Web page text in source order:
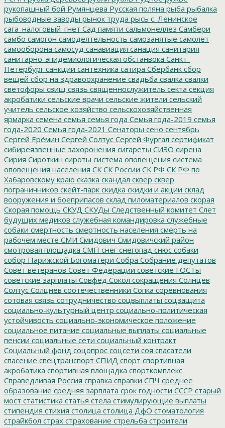
рукопашный бой Румянцева Русская поляна рыба рыбалка
рыбоводные заводы рынок труда рысь с. Ленинское
сага_налоговый_гнет Сад памяти сальмонеллез Самбери
самбо самогон самодеятельность самозанятые самолет
самооборона самосуд санавиация санация санитария
санитарно-эпидемиологическая обстанвока Санкт-
Петербург санкции сантехника сатира Сбербанк сбор
вещей сбор на здравоохранение свадьба свалка свалки
светофоры свищ связь священнослужитель секта секция
акробатики сельские врачи сельские жители сельский
учитель сельское хозяйство сельскохозяйственная
ярмарка семена семья семья года Семья года-2019 семья
года-2020 Семья года-2021 Сенаторы сено сентябрь
Сергей Ерёмин Сергей Солтус Сергей Фургал сертификат
сибиреязвенные захоронения сигареты СИЗО сирена
Сирия Сироткин сироты система оповещения система
оповещения населения СК СК России СК РФ СК РФ по
Хабаровскому краю сказка скандал сквер сквер
пограничников скейт-парк скидка скидки и акции склад
вооружения и боеприпасов склад пиломатериалов скорая
Скорая помощь СКУД СКУДы Следственный комитет Слет
будущих медиков служебная командировка служебные
собаки смертность смертность населения смерть на
рабочем месте СМИ Смидович Смидовичский район
смотровая площадка СМП снег снегопад снюс собаки
собор Парижской Богоматери Собра Собрание депутатов
Совет ветеранов Совет Федерации советские ГОСТы
советские зарплаты Совфед Сокол сокращения Солнцев
Солтус Солцнев соотечественники Сопка соревнования
сотовая связь сотрудничество соцвыплаты соцзащита
социально-культурный центр социально-политическая
устойчивость социально-экономическое положение
социальное питание социальные выплаты социальные
пенсии социальные сети социальный контракт
Социальный фонд соцопрос соцсети соя спасатели
спасение спецтранспорт СПИД спорт спортивная
акробатика спортивная площадка спорткомплекс
Справедливая Россия справка справки СПЧ среднее
образование средняя зарплата срок годности СССР старый
мост статистика статья стела стимулирующие выплаты
стипендия стихия столица столица ДфО стоматология
страйкбол страх страхование стрельба строители